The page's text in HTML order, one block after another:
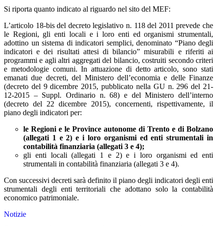
Si riporta quanto indicato al riguardo nel sito del MEF:
L’articolo 18-bis del decreto legislativo n. 118 del 2011 prevede che
le Regioni, gli enti locali e i loro enti ed organismi strumentali,
adottino un sistema di indicatori semplici, denominato “Piano degli
indicatori e dei risultati attesi di bilancio” misurabili e riferiti ai
programmi e agli altri aggregati del bilancio, costruiti secondo criteri
e metodologie comuni. In attuazione di detto articolo, sono stati
emanati due decreti, del Ministero dell’economia e delle Finanze
(decreto del 9 dicembre 2015, pubblicato nella GU n. 296 del 21-
12-2015 – Suppl. Ordinario n. 68) e del Ministero dell’interno
(decreto del 22 dicembre 2015), concernenti, rispettivamente, il
piano degli indicatori per:
le Regioni e le Province autonome di Trento e di Bolzano
(allegati 1 e 2) e i loro organismi ed enti strumentali in
contabilità finanziaria (allegati 3 e 4);
gli enti locali (allegati 1 e 2) e i loro organismi ed enti
strumentali in contabilità finanziaria (allegati 3 e 4).
Con successivi decreti sarà definito il piano degli indicatori degli enti
strumentali degli enti territoriali che adottano solo la contabilità
economico patrimoniale.
Notizie